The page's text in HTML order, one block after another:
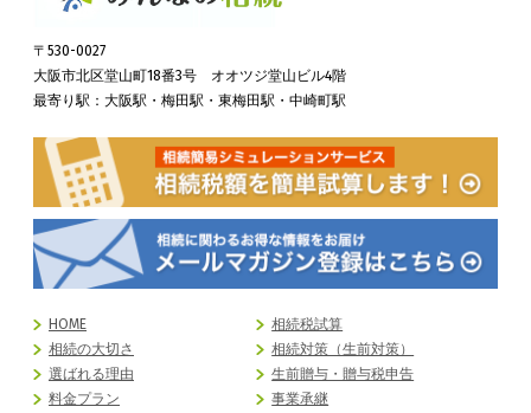
〒530-0027
大阪市北区堂山町18番3号 オオツジ堂山ビル4階
最寄り駅：大阪駅・梅田駅・東梅田駅・中崎町駅
HOME
相続の大切さ
選ばれる理由
料金プラン
相続税試算
相続対策（生前対策）
生前贈与・贈与税申告
事業承継